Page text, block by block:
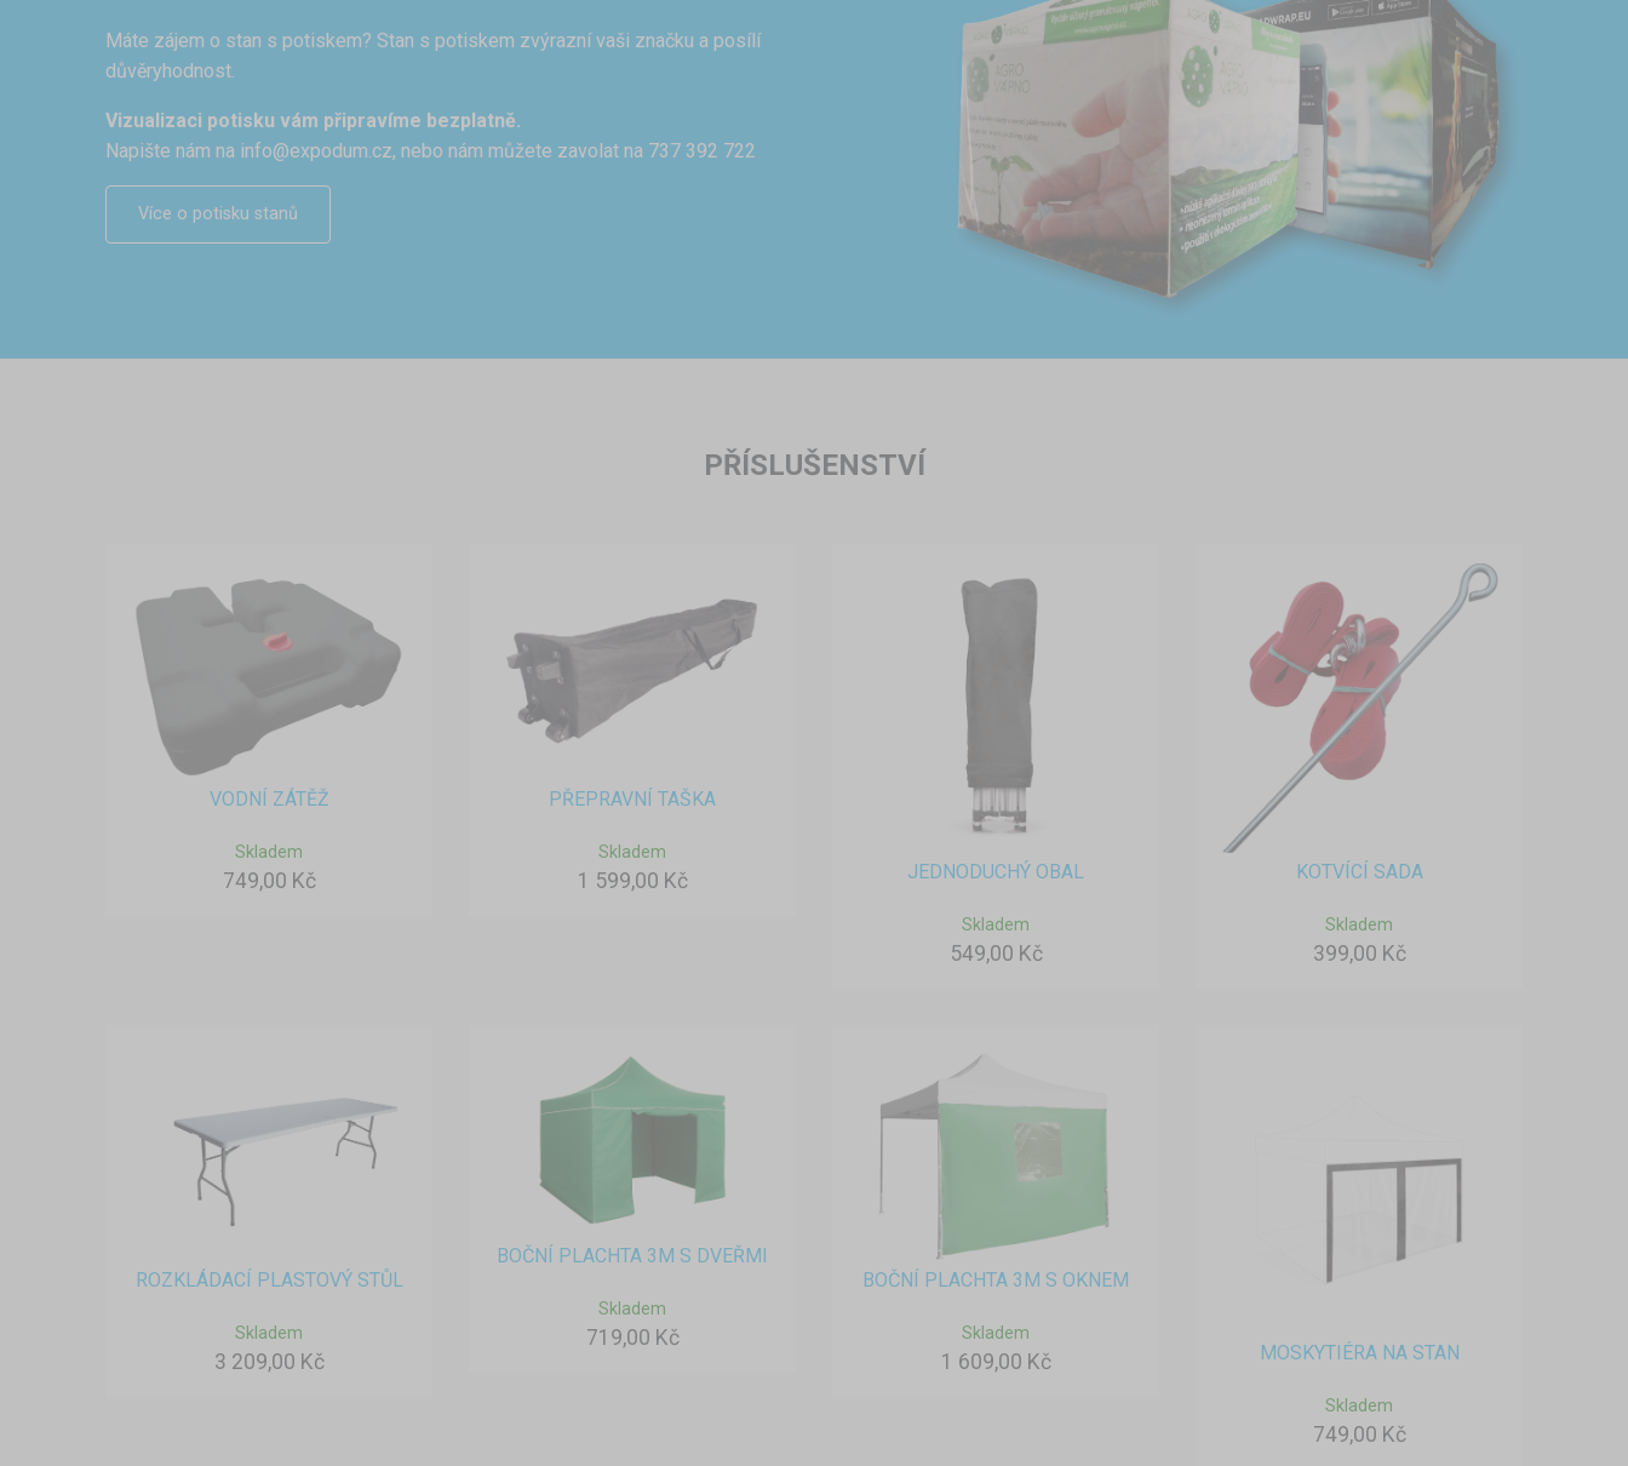
Máte zájem o stan s potiskem? Stan s potiskem zvýrazní vaši značku a posílí
důvěryhodnost.
Vizualizaci potisku vám připravíme bezplatně.
Napište nám na info@expodum.cz, nebo nám můžete zavolat na 737 392 722
Více o potisku stanů
PŘÍSLUŠENSTVÍ
VODNÍ ZÁTĚŽ
Skladem
749,00 Kč
PŘEPRAVNÍ TAŠKA
Skladem
1 599,00 Kč JEDNODUCHÝ OBAL
Skladem
549,00 Kč
KOTVÍCÍ SADA
Skladem
399,00 Kč
ROZKLÁDACÍ PLASTOVÝ STŮL
Skladem
3 209,00 Kč
BOČNÍ PLACHTA 3M S DVEŘMI
Skladem
719,00 Kč
BOČNÍ PLACHTA 3M S OKNEM
Skladem
1 609,00 Kč MOSKYTIÉRA NA STAN
Skladem
749,00 Kč